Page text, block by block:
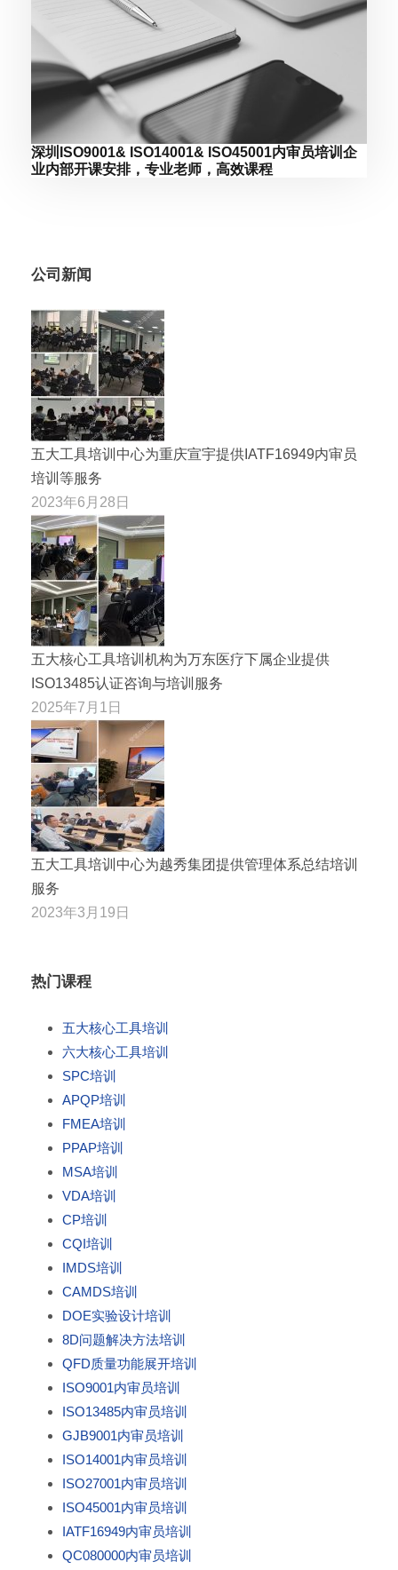
深圳ISO9001& ISO14001& ISO45001内审员培训企
业内部开课安排，专业老师，高效课程
公司新闻
五大工具培训中心为重庆宣宇提供IATF16949内审员
培训等服务
2023年6月28日
五大核心工具培训机构为万东医疗下属企业提供
ISO13485认证咨询与培训服务
2025年7月1日
五大工具培训中心为越秀集团提供管理体系总结培训
服务
2023年3月19日
热门课程
五大核心工具培训
六大核心工具培训
SPC培训
APQP培训
FMEA培训
PPAP培训
MSA培训
VDA培训
CP培训
CQI培训
IMDS培训
CAMDS培训
DOE实验设计培训
8D问题解决方法培训
QFD质量功能展开培训
ISO9001内审员培训
ISO13485内审员培训
GJB9001内审员培训
ISO14001内审员培训
ISO27001内审员培训
ISO45001内审员培训
IATF16949内审员培训
QC080000内审员培训